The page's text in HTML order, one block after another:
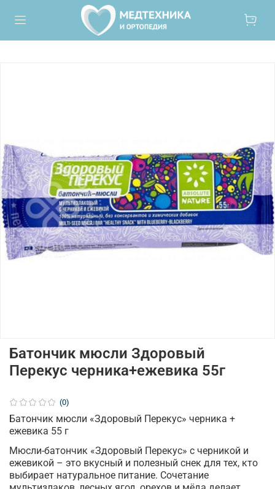
(0)
Батончик мюсли Здоровый
Перекус черника+ежевика 55г
Батончик мюсли «Здоровый Перекус» черника +
ежевика 55 г
Мюсли-батончик «Здоровый Перекус» с черникой и
ежевикой – это вкусный и полезный снек для тех, кто
выбирает натуральное питание. Сочетание